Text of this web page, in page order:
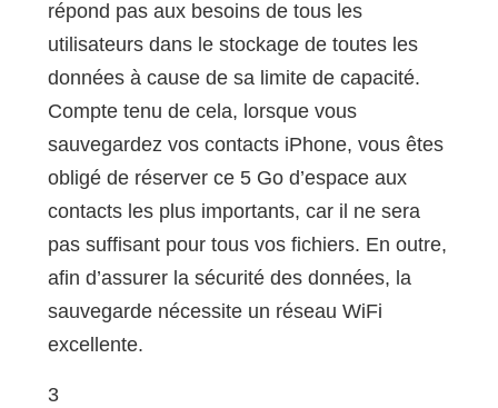
répond pas aux besoins de tous les
utilisateurs dans le stockage de toutes les
données à cause de sa limite de capacité.
Compte tenu de cela, lorsque vous
sauvegardez vos contacts iPhone, vous êtes
obligé de réserver ce 5 Go d’espace aux
contacts les plus importants, car il ne sera
pas suffisant pour tous vos fichiers. En outre,
afin d’assurer la sécurité des données, la
sauvegarde nécessite un réseau WiFi
excellente.
3